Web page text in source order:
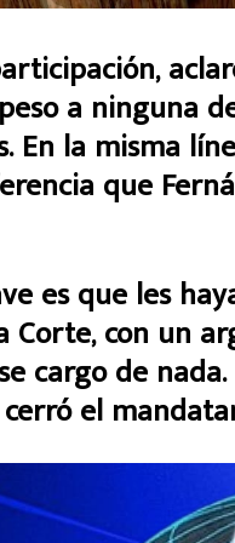
a ninguna
En la misma
que
es que les
Corte, con un
cargo de
el